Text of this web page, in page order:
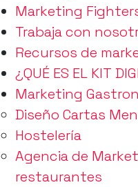
Marketing
Trabaja con
Recursos de
¿QUÉ ES EL KIT
Marketing
Diseño Cartas
Hostelería
Agencia de
restaurantes